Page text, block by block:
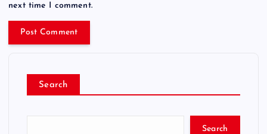
next time I comment.
Search
Search